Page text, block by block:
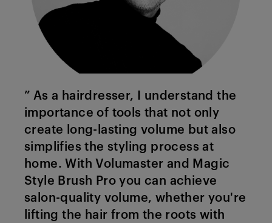
” As a hairdresser, I understand the
importance of tools that not only
create long-lasting volume but also
simplifies the styling process at
home. With Volumaster and Magic
Style Brush Pro you can achieve
salon-quality volume, whether you're
lifting the hair from the roots with